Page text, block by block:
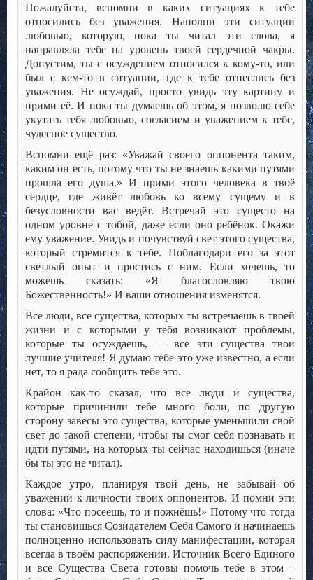
Пожалуйста, вспомни в каких ситуациях к тебе
относились без уважения. Наполни эти ситуации
любовью, которую, пока ты читал эти слова, я
направляла тебе на уровень твоей сердечной чакры.
Допустим, ты с осуждением относился к кому-то, или
был с кем-то в ситуации, где к тебе отнеслись без
уважения. Не осуждай, просто увидь эту картину и
прими её. И пока ты думаешь об этом, я позволю себе
укутать тебя любовью, согласием и уважением к тебе,
чудесное существо.
Вспомни ещё раз: «Уважай своего оппонента таким,
каким он есть, потому что ты не знаешь какими путями
прошла его душа.» И прими этого человека в твоё
сердце, где живёт любовь ко всему сущему и в
безусловности вас ведёт. Встречай это сущесто на
одном уровне с тобой, даже если оно ребёнок. Окажи
ему уважение. Увидь и почувствуй свет этого существа,
который стремится к тебе. Поблагодари его за этот
светлый опыт и простись с ним. Если хочешь, то
можешь сказать: «Я благословляю твою
Божественность!» И ваши отношения изменятся.
Все люди, все существа, которых ты встречаешь в твоей
жизни и с которыми у тебя возникают проблемы,
которые ты осуждаешь, — все эти существа твои
лучшие учителя! Я думаю тебе это уже известно, а если
нет, то я рада сообщить тебе это.
Крайон как-то сказал, что все люди и существа,
которые причинили тебе много боли, по другую
сторону завесы это существа, которые уменьшили свой
свет до такой степени, чтобы ты смог себя познавать и
идти путями, на которых ты сейчас находишься (иначе
бы ты это не читал).
Каждое утро, планируя твой день, не забывай об
уважении к личности твоих оппонентов. И помни эти
слова: «Что посеешь, то и пожнёшь!» Потому что тогда
ты становишься Созидателем Себя Самого и начинаешь
полноценно использовать силу манифестации, которая
всегда в твоём распоряжении. Источник Всего Единого
и все Существа Света готовы помочь тебе в этом –